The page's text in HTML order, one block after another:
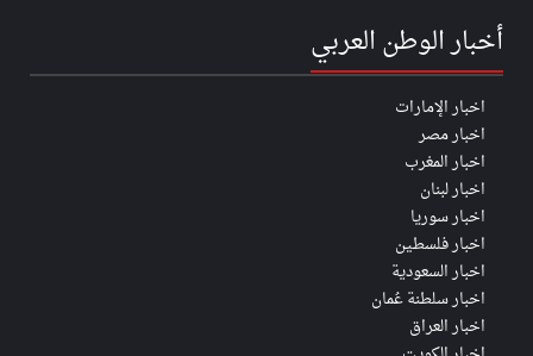
أخبار الوطن العربي
اخبار الإمارات
اخبار مصر
اخبار المغرب
اخبار لبنان
اخبار سوريا
اخبار فلسطين
اخبار السعودية
اخبار سلطنة عُمان
اخبار العراق